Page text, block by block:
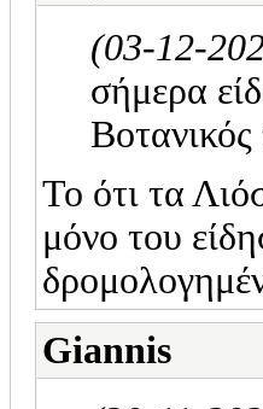
(03-12-
σήμερα
Το ότι τα
μόνο του
Giannis